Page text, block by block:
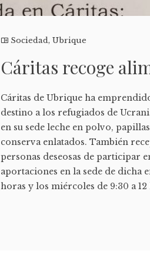
Sociedad,Ubrique
Cáritas recoge
Cáritas de Ubrique ha
destino a los refugiados de
en su sede leche en polvo,
conserva enlatados. También
personas deseosas de participar
aportaciones en la sede de dicha
horas y los miércoles de 9:30 a